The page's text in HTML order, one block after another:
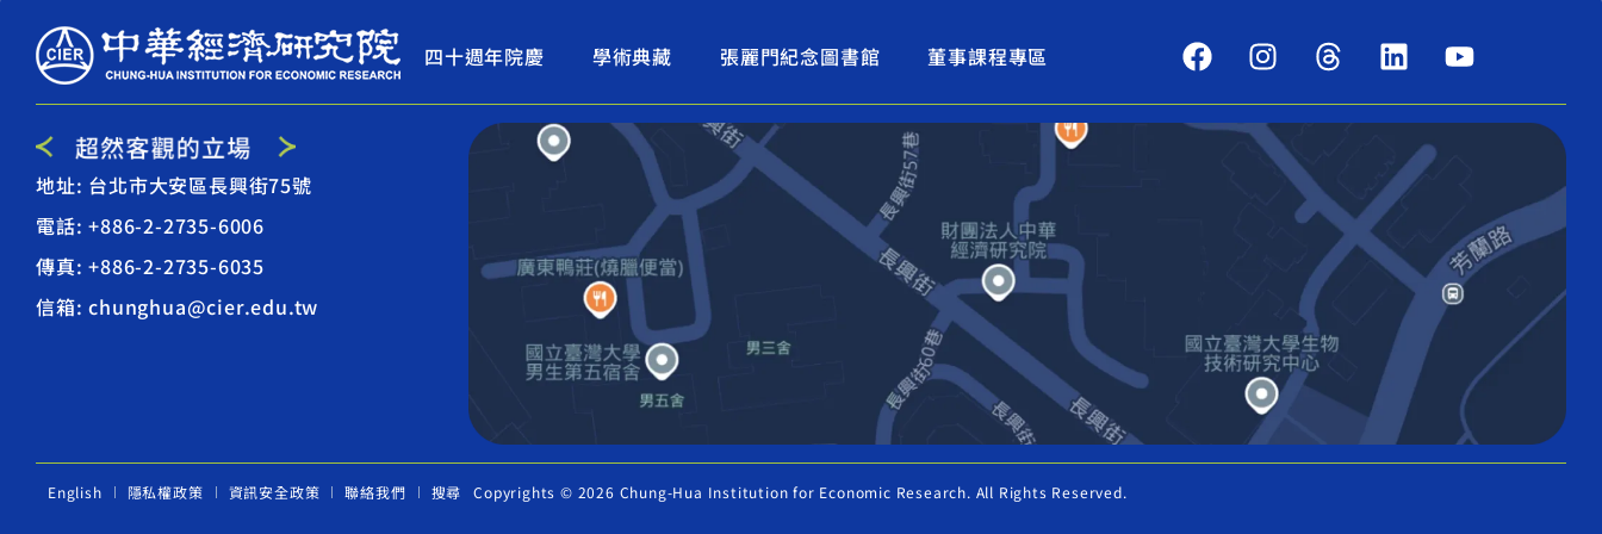
四十週年院慶 學術典藏 張麗門紀念圖書館 董事課程專區
地址: 台北市大安區長興街75號
電話: +886-2-2735-6006
傳真: +886-2-2735-6035
信箱: chunghua@cier.edu.tw
English 隱私權政策 資訊安全政策 聯絡我們 搜尋 Copyrights © 2026 Chung-Hua Institution for Economic Research. All Rights Reserved.